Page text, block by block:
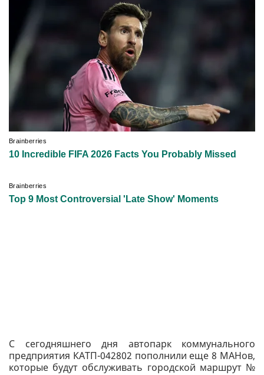
С сегодняшнего дня автопарк коммунального
предприятия КАТП-042802 пополнили еще 8 МАНов,
которые будут обслуживать городской маршрут №